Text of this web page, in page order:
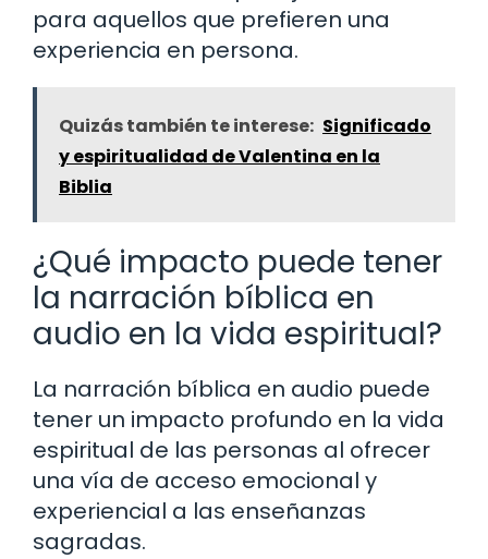
para aquellos que prefieren una
experiencia en persona.
Quizás también te interese: Significado
y espiritualidad de Valentina en la
Biblia
¿Qué impacto puede tener
la narración bíblica en
audio en la vida espiritual?
La narración bíblica en audio puede
tener un impacto profundo en la vida
espiritual de las personas al ofrecer
una vía de acceso emocional y
experiencial a las enseñanzas
sagradas.